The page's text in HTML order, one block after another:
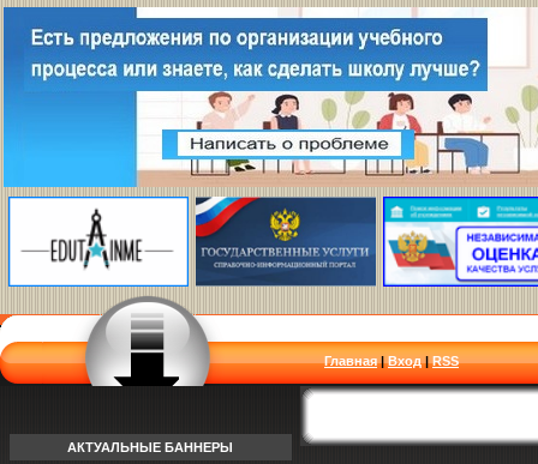
Главная |Вход|RSS
АКТУАЛЬНЫЕ БАННЕРЫ